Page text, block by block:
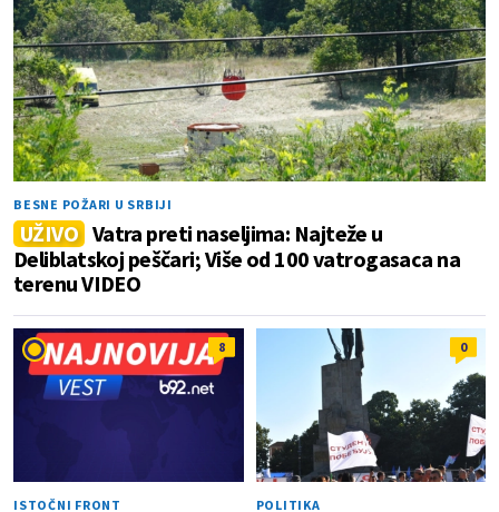
BESNE POŽARI U SRBIJI
UŽIVO Vatra preti naseljima: Najteže u
Deliblatskoj peščari; Više od 100 vatrogasaca na
terenu VIDEO
8
ISTOČNI FRONT
0
POLITIKA